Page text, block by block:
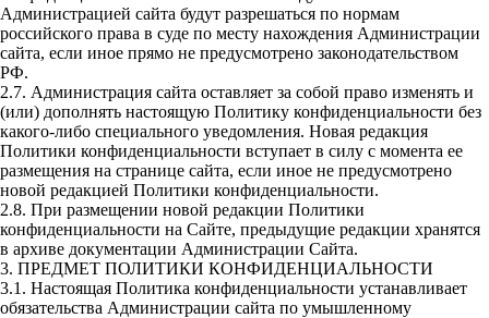
Администрацией сайта будут разрешаться по нормам
российского права в суде по месту нахождения Администрации
сайта, если иное прямо не предусмотрено законодательством
РФ.
2.7. Администрация сайта оставляет за собой право изменять и
(или) дополнять настоящую Политику конфиденциальности без
какого-либо специального уведомления. Новая редакция
Политики конфиденциальности вступает в силу с момента ее
размещения на странице сайта, если иное не предусмотрено
новой редакцией Политики конфиденциальности.
2.8. При размещении новой редакции Политики
конфиденциальности на Сайте, предыдущие редакции хранятся
в архиве документации Администрации Сайта.
3. ПРЕДМЕТ ПОЛИТИКИ КОНФИДЕНЦИАЛЬНОСТИ
3.1. Настоящая Политика конфиденциальности устанавливает
обязательства Администрации сайта по умышленному